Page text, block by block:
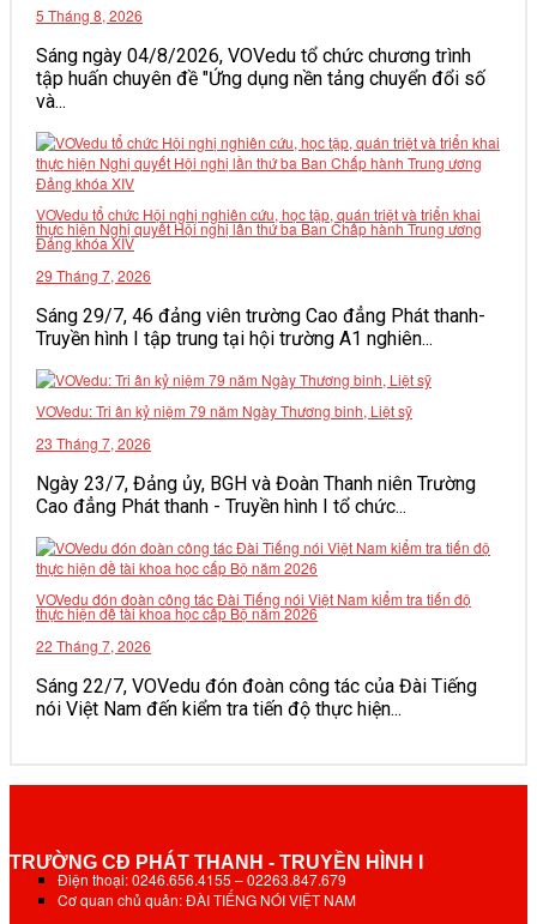
5 Tháng 8, 2026
Sáng ngày 04/8/2026, VOVedu tổ chức chương trình
tập huấn chuyên đề "Ứng dụng nền tảng chuyển đổi số
và...
VOVedu tổ chức Hội nghị nghiên cứu, học tập, quán triệt và triển khai
thực hiện Nghị quyết Hội nghị lần thứ ba Ban Chấp hành Trung ương
Đảng khóa XIV
29 Tháng 7, 2026
Sáng 29/7, 46 đảng viên trường Cao đẳng Phát thanh-
Truyền hình I tập trung tại hội trường A1 nghiên...
VOVedu: Tri ân kỷ niệm 79 năm Ngày Thương binh, Liệt sỹ
23 Tháng 7, 2026
Ngày 23/7, Đảng ủy, BGH và Đoàn Thanh niên Trường
Cao đẳng Phát thanh - Truyền hình I tổ chức...
VOVedu đón đoàn công tác Đài Tiếng nói Việt Nam kiểm tra tiến độ
thực hiện đề tài khoa học cấp Bộ năm 2026
22 Tháng 7, 2026
Sáng 22/7, VOVedu đón đoàn công tác của Đài Tiếng
nói Việt Nam đến kiểm tra tiến độ thực hiện...
TRƯỜNG CĐ PHÁT THANH - TRUYỀN HÌNH I
Điện thoại: 0246.656.4155 – 02263.847.679
Cơ quan chủ quản: ĐÀI TIẾNG NÓI VIỆT NAM